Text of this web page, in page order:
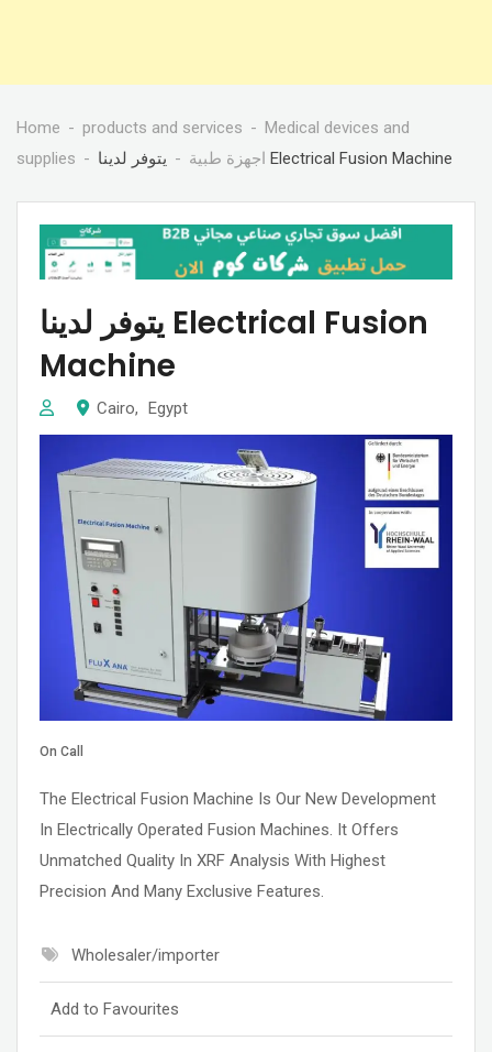
Home products and services
Medical devices and
supplies
اجهزة طبية يتوفر لدينا Electrical Fusion Machine
يتوفر لدينا Electrical Fusion
Machine
Cairo, Egypt
On Call
The Electrical Fusion Machine Is Our New Development
In Electrically Operated Fusion Machines. It Offers
Unmatched Quality In XRF Analysis With Highest
Precision And Many Exclusive Features.
Wholesaler/importer
Add to Favourites